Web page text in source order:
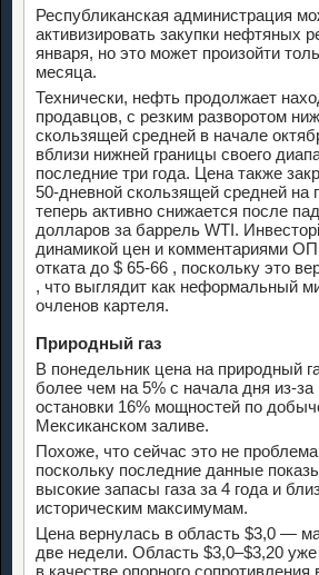
Республиканская администрация
активизировать закупки нефтяных
января, но это может произойти
месяца.
Технически, нефть продолжает
продавцов, с резким разворотом
скользящей средней в начале
вблизи нижней границы своего
последние три года. Цена также
50-дневной скользящей средней на
теперь активно снижается после
долларов за баррель WTI.
динамикой цен и комментариями
отката до $ 65-66 , поскольку это
, что выглядит как неформальный
очленов картеля.
Природный газ
В понедельник цена на природный
более чем на 5% с начала дня из-за
остановки 16% мощностей по
Мексиканском заливе.
Похоже, что сейчас это не
поскольку последние данные
высокие запасы газа за 4 года и
историческим максимумам.
Цена вернулась в область $3,0 —
две недели. Область $3,0–$3,20
в качестве опорного сопротивления